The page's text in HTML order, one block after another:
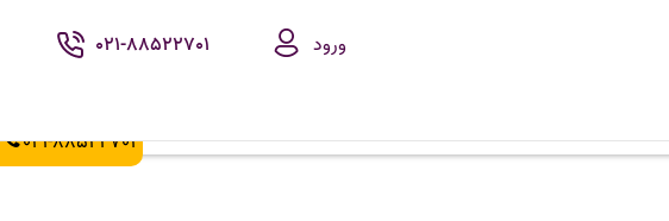
ورود 021-88522701
021-88522702